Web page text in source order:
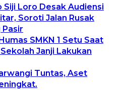
Siji Loro Desak Audiensi
Soroti Jalan Rusak
Pasir
SMKN 1 Setu Saat
Janji Lakukan
Tuntas, Aset